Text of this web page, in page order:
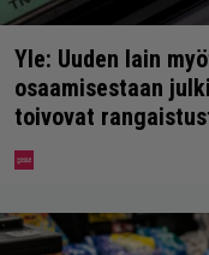
Yle: Uuden lain
osaamisestaan
toivovat